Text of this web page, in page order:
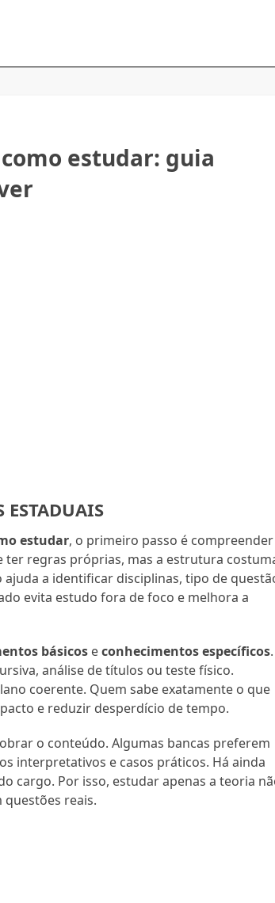
estudar: guia
ESTADUAIS
estudar, o primeiro passo é compreender
ter regras próprias, mas a estrutura
a identificar disciplinas, tipo de
evita estudo fora de foco e melhora a
básicos econhecimentos específicos.
análise de títulos ou teste físico.
coerente. Quem sabe exatamente o que
e reduzir desperdício de tempo.
o conteúdo. Algumas bancas preferem
interpretativos e casos práticos. Há ainda
cargo. Por isso, estudar apenas a teoria
questões reais.